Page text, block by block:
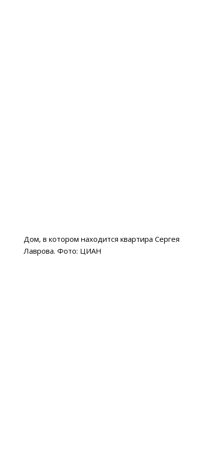
Дом, в котором находится квартира Сергея
Лаврова. Фото: ЦИАН